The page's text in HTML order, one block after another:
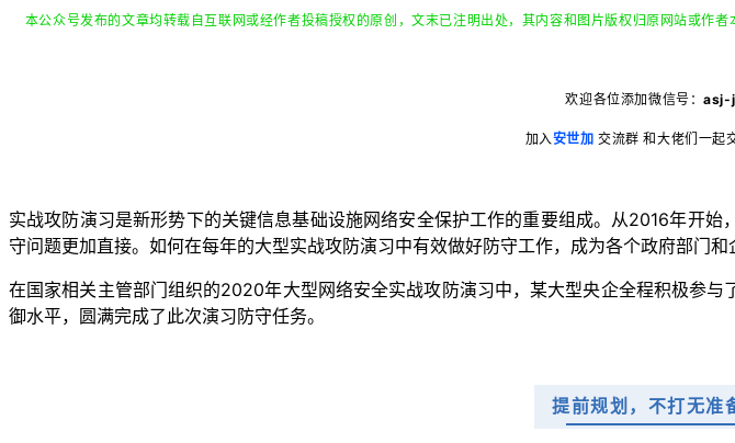
本公众号发布的文章均转载自互联网或经作者投稿授权的原创，文末已注明出处，其内容和图片版权归原网站或作
欢迎各位添加微信号：asj-
加入安世加交流群 和大佬们一起
实战攻防演习是新形势下的关键信息基础设施网络安全保护工作的重要组成。从2016年开
守问题更加直接。如何在每年的大型实战攻防演习中有效做好防守工作，成为各个政府部门和
在国家相关主管部门组织的2020年大型网络安全实战攻防演习中，某大型央企全程积极参
御水平，圆满完成了此次演习防守任务。
提前规划，不打无准